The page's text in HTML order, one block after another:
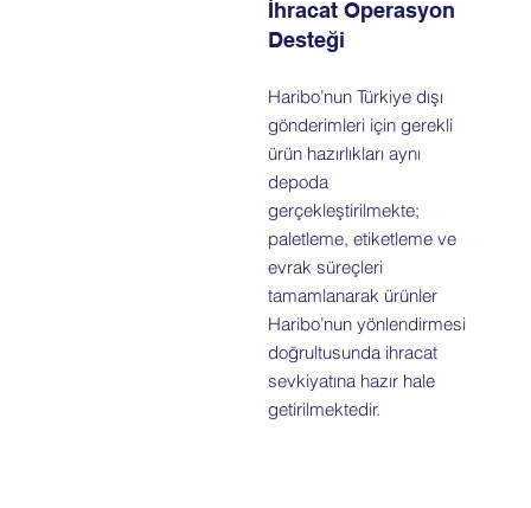
İhracat Operasyon
Desteği
Haribo’nun Türkiye dışı
gönderimleri için gerekli
ürün hazırlıkları aynı
depoda
gerçekleştirilmekte;
paletleme, etiketleme ve
evrak süreçleri
tamamlanarak ürünler
Haribo’nun yönlendirmesi
doğrultusunda ihracat
sevkiyatına hazır hale
getirilmektedir.